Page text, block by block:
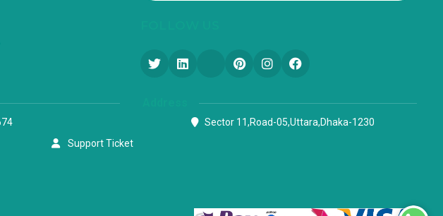
Support Ticket
Sector 11,Road-05,Uttara,Dhaka-1230